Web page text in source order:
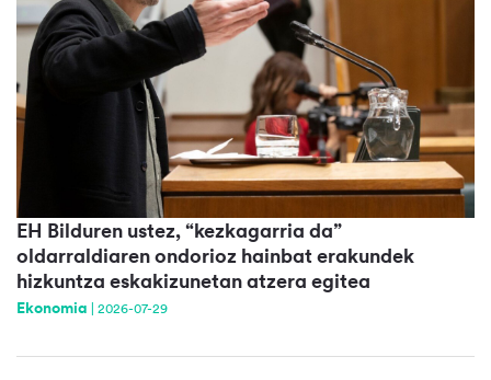
EH Bilduren ustez, “kezkagarria da”
oldarraldiaren ondorioz hainbat erakundek
hizkuntza eskakizunetan atzera egitea
Ekonomia 2026-07-29